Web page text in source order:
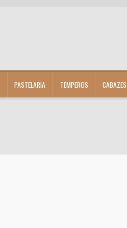
PASTELARIA TEMPEROS CABAZES